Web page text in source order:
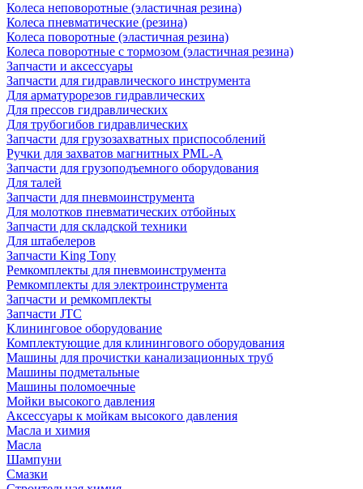
Колеса неповоротные (эластичная резина)
Колеса пневматические (резина)
Колеса поворотные (эластичная резина)
Колеса поворотные c тормозом (эластичная резина)
Запчасти и аксессуары
Запчасти для гидравлического инструмента
Для арматурорезов гидравлических
Для прессов гидравлических
Для трубогибов гидравлических
Запчасти для грузозахватных приспособлений
Ручки для захватов магнитных PML-A
Запчасти для грузоподъемного оборудования
Для талей
Запчасти для пневмоинструмента
Для молотков пневматических отбойных
Запчасти для складской техники
Для штабелеров
Запчасти King Tony
Ремкомплекты для пневмоинструмента
Ремкомплекты для электроинструмента
Запчасти и ремкомплекты
Запчасти JTC
Клининговое оборудование
Комплектующие для клинингового оборудования
Машины для прочистки канализационных труб
Машины подметальные
Машины поломоечные
Мойки высокого давления
Аксессуары к мойкам высокого давления
Масла и химия
Масла
Шампуни
Смазки